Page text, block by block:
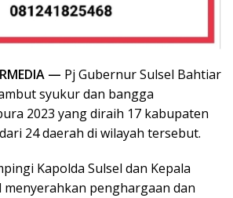
— Pj Gubernur Sulsel Bahtiar
syukur dan bangga
2023 yang diraih 17 kabupaten
24 daerah di wilayah tersebut.
Kapolda Sulsel dan Kepala
menyerahkan penghargaan dan